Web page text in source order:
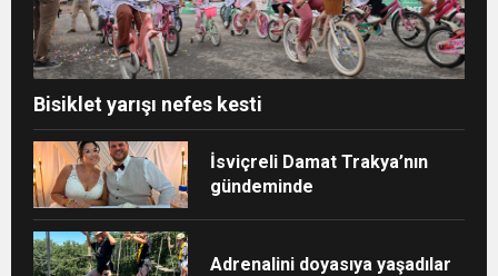
Bisiklet yarışı nefes kesti
İsviçreli Damat Trakya’nın
gündeminde
Adrenalini doyasıya yaşadılar